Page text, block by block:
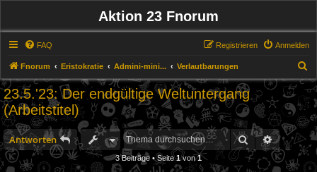
Aktion 23 Fnorum
FAQ Anmelden
Registrieren
Fnorum Eristokratie Admini-mini... Verlautbarungen
u
h
e
23.5.'23: Der endgültige Weltuntergang
(Arbeitstitel)
Antworten Suche
3 Beiträge • Seite1von1